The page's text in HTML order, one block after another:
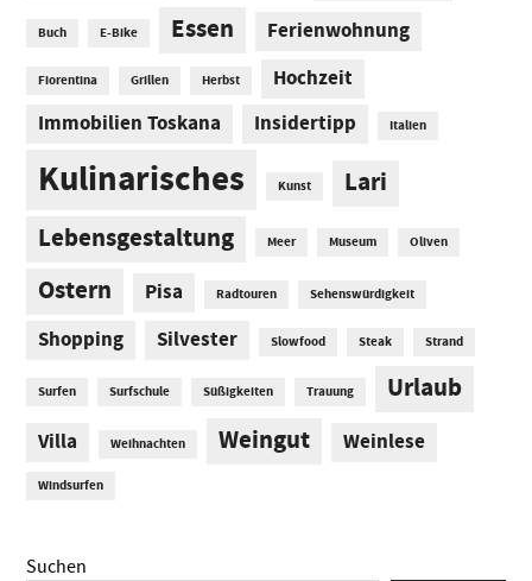
Buch E-Bike Essen Ferienwohnung
Fiorentina Grillen Herbst
Hochzeit
Immobilien Toskana
Insidertipp Italien
Kulinarisches Kunst
Lari
Lebensgestaltung
Meer Museum Oliven
Ostern Pisa Radtouren Sehenswürdigkeit
Shopping Silvester Slowfood Steak Strand
Surfen Surfschule Süßigkeiten Trauung Urlaub
Villa Weihnachten Weingut Weinlese
Windsurfen
Suchen